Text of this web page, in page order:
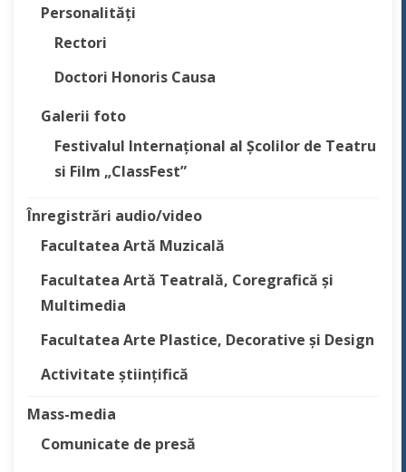
Personalități
Rectori
Doctori Honoris Causa
Galerii foto
Festivalul Internațional al Școlilor de Teatru
si Film „ClassFest”
Înregistrări audio/video
Facultatea Artă Muzicală
Facultatea Artă Teatrală, Coregrafică și
Multimedia
Facultatea Arte Plastice, Decorative și Design
Activitate științifică
Mass-media
Comunicate de presă